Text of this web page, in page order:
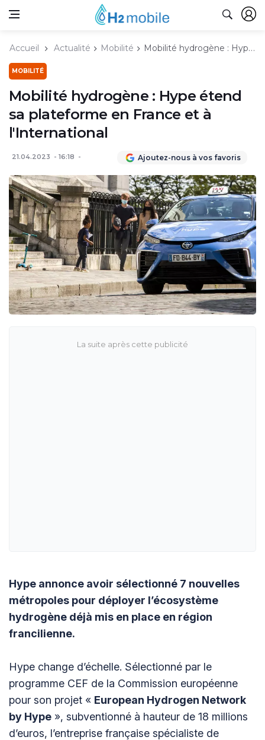
Accueil Actualité Mobilité Mobilité hydrogène : Hype étend sa plateforme en France et à l'International
MOBILITÉ
Mobilité hydrogène : Hype étend
sa plateforme en France et à
l'International
21.04.2023 16:18 Ajoutez-nous à vos favoris
Hype annonce avoir sélectionné 7 nouvelles
métropoles pour déployer l’écosystème
hydrogène déjà mis en place en région
francilienne.
Hype change d’échelle. Sélectionné par le
programme CEF de la Commission européenne
pour son projet « European Hydrogen Network
by Hype », subventionné à hauteur de 18 millions
d’euros, l’entreprise française spécialiste de